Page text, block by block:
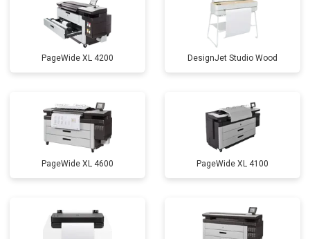
PageWide XL 4200 DesignJet Studio Wood
PageWide XL 4600 PageWide XL 4100